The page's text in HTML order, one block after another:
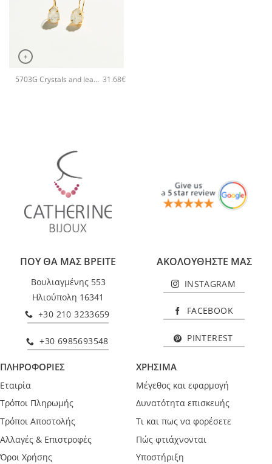
+
5703G Crystals and leaves tiny χειροποίητα σκουλαρίκια Catherine bijoux Άσπρο 31.68€
ΠΟΥ ΘΑ ΜΑΣ ΒΡΕΙΤΕ
Βουλιαγμένης 553
Ηλιούπολη 16341
+30 210 3233659
+30 6985693548
ΑΚΟΛΟΥΘΗΣΤΕ ΜΑΣ
INSTAGRAM
FACEBOOK
PINTEREST
ΠΛΗΡΟΦΟΡΙΕΣ
Εταιρία
Τρόποι Πληρωμής
Τρόποι Αποστολής
Αλλαγές & Επιστροφές
Όροι Χρήσης
ΧΡΗΣΙΜΑ
Μέγεθος και εφαρμογή
Δυνατότητα επισκευής
Τι και πως να φορέσετε
Πώς φτιάχνονται
Υποστήριξη